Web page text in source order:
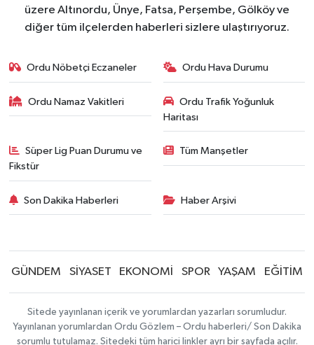
üzere Altınordu, Ünye, Fatsa, Perşembe, Gölköy ve
diğer tüm ilçelerden haberleri sizlere ulaştırıyoruz.
Ordu Nöbetçi Eczaneler Ordu Hava Durumu
Ordu Namaz Vakitleri
Ordu Trafik Yoğunluk
Haritası
Süper Lig Puan Durumu ve
Fikstür
Tüm Manşetler
Son Dakika Haberleri Haber Arşivi
GÜNDEM SİYASET EKONOMİ SPOR YAŞAM EĞİTİM
Sitede yayınlanan içerik ve yorumlardan yazarları sorumludur.
Yayınlanan yorumlardan Ordu Gözlem – Ordu haberleri/ Son Dakika
sorumlu tutulamaz. Sitedeki tüm harici linkler ayrı bir sayfada açılır.